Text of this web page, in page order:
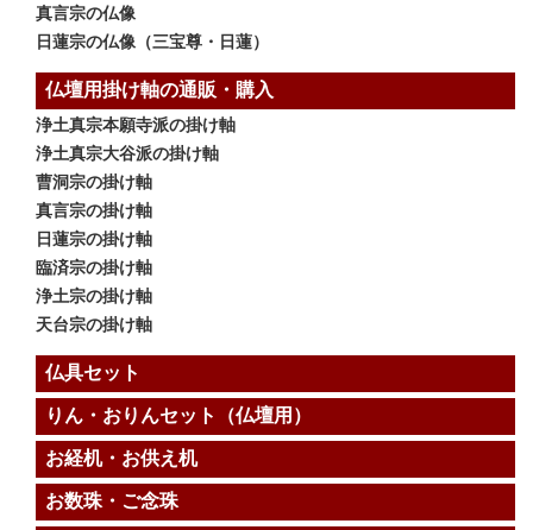
真言宗の仏像
日蓮宗の仏像（三宝尊・日蓮）
仏壇用掛け軸の通販・購入
浄土真宗本願寺派の掛け軸
浄土真宗大谷派の掛け軸
曹洞宗の掛け軸
真言宗の掛け軸
日蓮宗の掛け軸
臨済宗の掛け軸
浄土宗の掛け軸
天台宗の掛け軸
仏具セット
りん・おりんセット（仏壇用）
お経机・お供え机
お数珠・ご念珠